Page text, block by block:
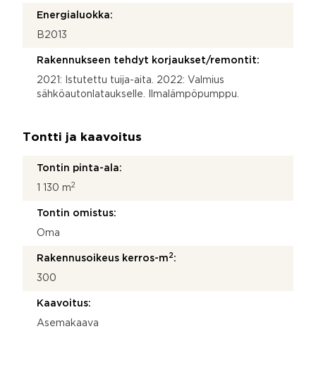
Energialuokka:
B2013
Rakennukseen tehdyt korjaukset/remontit:
2021: Istutettu tuija-aita. 2022: Valmius
sähköautonlataukselle. Ilmalämpöpumppu.
Tontti ja kaavoitus
Tontin pinta-ala:
1 130 m2
Tontin omistus:
Oma
Rakennusoikeus kerros-m 2 :
300
Kaavoitus:
Asemakaava